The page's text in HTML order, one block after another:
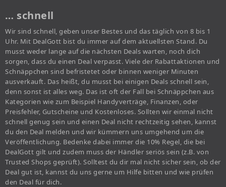
… schnell
Wir sind schnell, geben unser Bestes und das täglich von 8 bis 1
Uhr. Mit DealGott bist du immer auf dem aktuellsten Stand. Du
musst weder lange auf die nächsten Deals warten, noch dich
sorgen, dass du einen Deal verpasst. Viele der Rabattaktionen und
Schnäppchen sind befristetet oder binnen weniger Minuten
ausverkauft. Das heißt, du musst bei einigen Deals schnell sein,
denn sonst ist alles weg. Das ist oft der Fall bei Schnäppchen aus
Kategorien wie zum Beispiel Handyverträge, Finanzen, oder
Preisfehler, Gutscheine und Kostenloses. Sollten wir einmal nicht
schnell genug sein und einen Deal nicht rechtzeitig sehen, kannst
du den Deal melden und wir kümmern uns umgehend um die
Veröffentlichung. Bedenke dabei immer die 10% Regel, die bei
DealGott gilt und zudem muss der Händler seriös sein (z.B. von
Trusted Shops geprüft). Solltest du dir mal nicht sicher sein, ob der
Deal gut ist, kannst du uns gerne um Hilfe bitten und wie prüfen
den Deal für dich.